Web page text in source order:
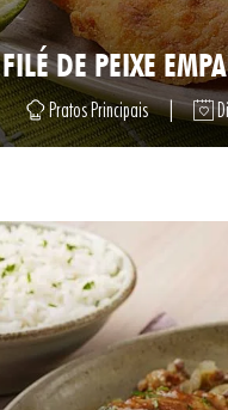
FILÉ DE PEIXE
Pratos Principais |